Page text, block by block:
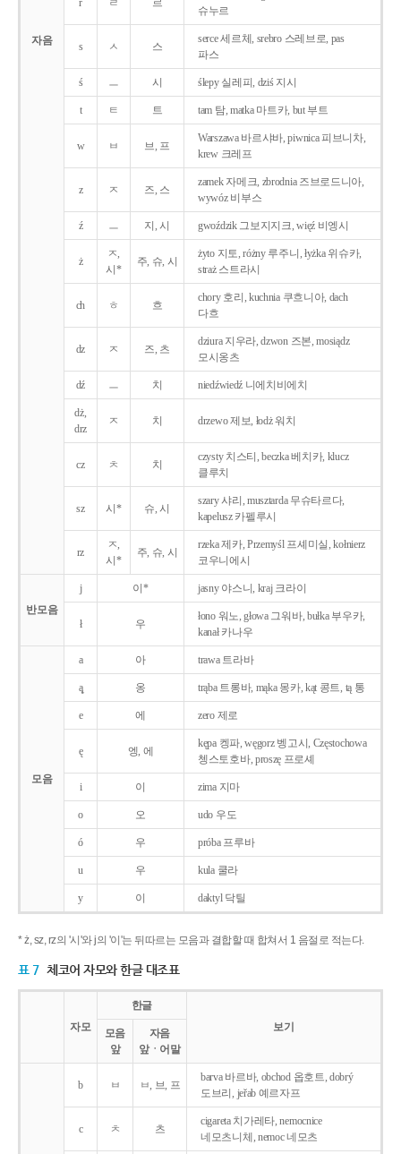
자음
r ㄹ 르
슈누르
s ㅅ 스
serce 세르체, srebro 스레브로, pas
파스
ś ㅡ 시 ślepy 실레피, dziś 지시
t ㅌ 트 tam 탐, matka 마트카, but 부트
w ㅂ 브, 프
Warszawa 바르샤바, piwnica 피브니차,
krew 크레프
z ㅈ 즈, 스
zamek 자메크, zbrodnia 즈브로드니아,
wywóz 비부스
ź ㅡ 지, 시 gwoździk 그보지지크, więź 비엥시
ż
ㅈ,
시*
주, 슈, 시
żyto 지토, różny 루주니, łyżka 위슈카,
straż 스트라시
ch ㅎ 흐
chory 호리, kuchnia 쿠흐니아, dach
다흐
dz ㅈ 즈, 츠
dziura 지우라, dzwon 즈본, mosiądz
모시옹츠
dź ㅡ 치 niedźwiedź 니에치비에치
dż,
drz
ㅈ 치 drzewo 제보, łodż 워치
cz ㅊ 치
czysty 치스티, beczka 베치카, klucz
클루치
sz 시* 슈, 시
szary 샤리, musztarda 무슈타르다,
kapelusz 카펠루시
rz
ㅈ,
시*
주, 슈, 시
rzeka 제카, Przemyśl 프셰미실, kołnierz
코우니에시
반모음
j 이* jasny 야스니, kraj 크라이
ł 우
łono 워노, głowa 그워바, bułka 부우카,
kanał 카나우
모음
a 아 trawa 트라바
ą̨ 옹 trąba 트롱바, mąka 몽카, kąt 콩트, tą 통
e 에 zero 제로
ę 엥, 에
kępa 켕파, węgorz 벵고시, Częstochowa
쳉스토호바, proszę 프로셰
i 이 zima 지마
o 오 udo 우도
ó 우 próba 프루바
u 우 kula 쿨라
y 이 daktyl 닥틸
* ż, sz, rz의 '시'와 j의 '이'는 뒤따르는 모음과 결합할 때 합쳐서 1 음절로 적는다.
표 7 체코어 자모와 한글 대조표
자모
한글
보기
모음
앞
자음
앞ㆍ어말
b ㅂ ㅂ, 브, 프
barva 바르바, obchod 옵호트, dobrý
도브리, jeřab 예르자프
c ㅊ 츠
cigareta 치가레타, nemocnice
네모츠니체, nemoc 네모츠